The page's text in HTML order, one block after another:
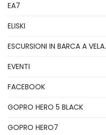
EA7
ELISKI
ESCURSIONI IN BARCA A VELA.
EVENTI
FACEBOOK
GOPRO HERO 5 BLACK
GOPRO HERO7